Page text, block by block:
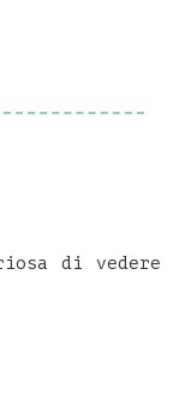
di vedere